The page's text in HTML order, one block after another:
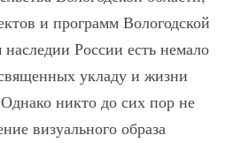
и программ Вологодской
России есть немало
укладу и жизни
никто до сих пор не
визуального образа